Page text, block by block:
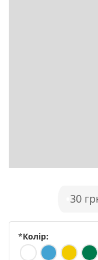
30
*Колір: